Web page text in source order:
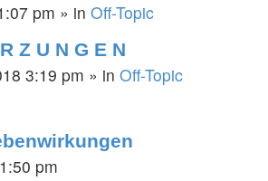
pm » in Off-Topic
Z U N G E N
3:19 pm » in Off-Topic
pm